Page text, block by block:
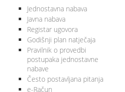
Jednostavna nabava
Javna nabava
Registar ugovora
Godišnji plan natječaja
Pravilnik o provedbi
postupaka jednostavne
nabave
Često postavljana pitanja
e-Račun